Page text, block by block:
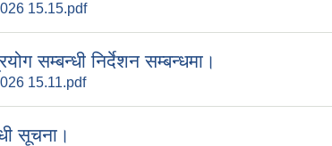
15.15.pdf
सम्बन्धी निर्देशन सम्बन्धमा।
15.11.pdf
सूचना।